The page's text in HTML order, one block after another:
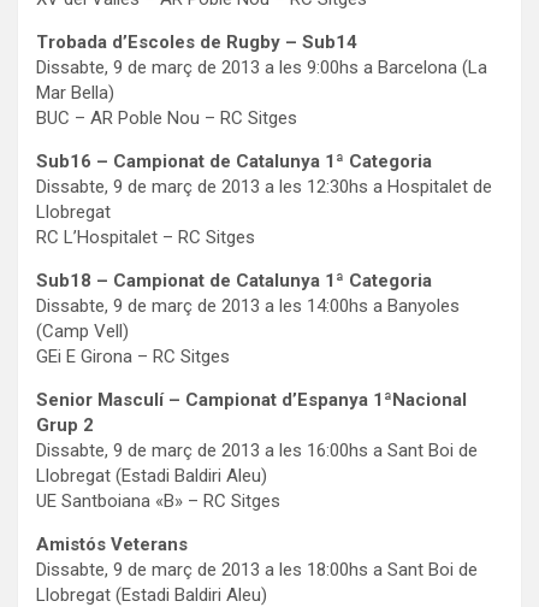
Trobada d’Escoles de Rugby – Sub14
Dissabte, 9 de març de 2013 a les 9:00hs a Barcelona (La
Mar Bella)
BUC – AR Poble Nou – RC Sitges
Sub16 – Campionat de Catalunya 1ª Categoria
Dissabte, 9 de març de 2013 a les 12:30hs a Hospitalet de
Llobregat
RC L’Hospitalet – RC Sitges
Sub18 – Campionat de Catalunya 1ª Categoria
Dissabte, 9 de març de 2013 a les 14:00hs a Banyoles
(Camp Vell)
GEi E Girona – RC Sitges
Senior Masculí – Campionat d’Espanya 1ªNacional
Grup 2
Dissabte, 9 de març de 2013 a les 16:00hs a Sant Boi de
Llobregat (Estadi Baldiri Aleu)
UE Santboiana «B» – RC Sitges
Amistós Veterans
Dissabte, 9 de març de 2013 a les 18:00hs a Sant Boi de
Llobregat (Estadi Baldiri Aleu)